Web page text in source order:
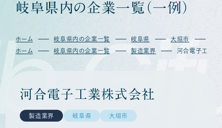
岐阜県 内の企業一覧 （ 一例 ）
ホーム 岐阜県内の企業一覧 岐阜県 大垣市
ホーム
岐阜県内の企業一覧 製造業界 河合電子工業株
河合電子工業株式会社
製造業界 岐阜県 大垣市